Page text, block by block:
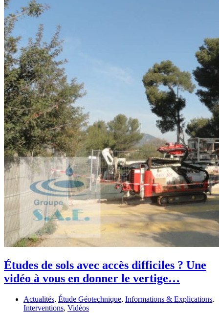
Études de sols avec accès difficiles ? Une
vidéo à vous en donner le vertige…
Actualités, Étude Géotechnique, Informations & Explications,
Interventions, Vidéos